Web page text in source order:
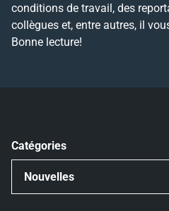
conditions de travail, des
collègues et, entre autres, il
Bonne lecture!
Catégories